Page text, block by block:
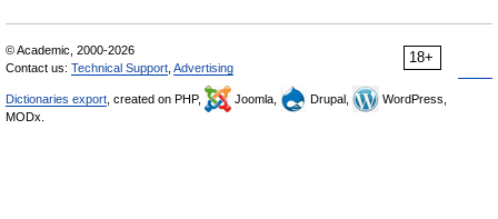
18+
© Academic, 2000-2026
Contact us: Technical Support Advertising
Dictionaries export , created on PHP, Joomla, Drupal,
WordPress,
MODx.